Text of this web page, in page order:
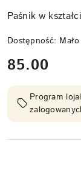
Paśnik w
Dostępność:
cena:
85.00
Program